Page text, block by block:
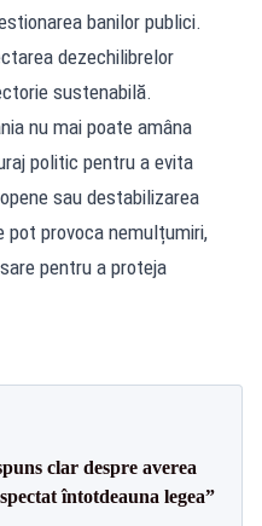
banilor publici.
dezechilibrelor
sustenabilă.
nu mai poate amâna
politic pentru a evita
sau destabilizarea
pot provoca nemulțumiri,
pentru a proteja
clar despre averea
întotdeauna legea”